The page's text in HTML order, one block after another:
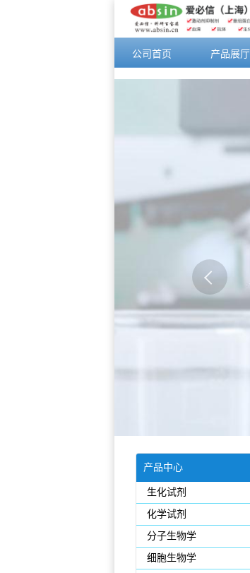
公司首页 产品展厅
产品中心
生化试剂
化学试剂
分子生物学
细胞生物学